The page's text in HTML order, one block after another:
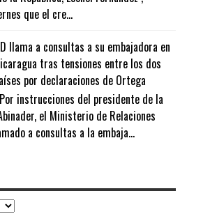
que el cre...
llama a consultas a su embajadora en
tras tensiones entre los dos
por declaraciones de Ortega
Por instrucciones del presidente de la
el Ministerio de Relaciones
a consultas a la embaja...